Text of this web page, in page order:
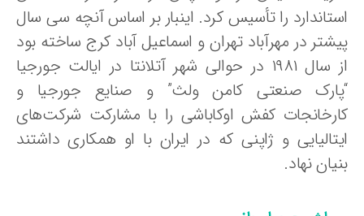
را تأسیس کرد. اینبار بر اساس آنچه سی سال
در مهرآباد تهران و اسماعیل آباد کرج ساخته بود
از سال ۱۹۸۱ در حوالی شهر آتلانتا در ایالت جورجیا
صنعتی کامن ولث” و صنایع جورجیا و
کفش اوکاباشی را با مشارکت شرکت‌های
و ژاپنی که در ایران با او همکاری داشتند
نهاد.